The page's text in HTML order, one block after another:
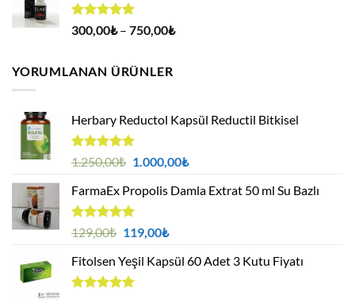
5 üzerinden
4.94oy
300,00₺ – 750,00₺Fiyat
YORUMLANAN ÜRÜNLER
Herbary Reductol Kapsül Reductil Bitkisel
5 üzerinden
oy
aldı
1.250,00₺ Orijinal
1.250,00₺.
1.000,00₺Şu
fiyat:
FarmaEx Propolis Damla Extrat 50 ml Su Bazlı
5 üzerinden
oy
aldı
129,00₺ Orijinal
129,00₺.
119,00₺Şu
fiyat:
Fitolsen Yeşil Kapsül 60 Adet 3 Kutu Fiyatı